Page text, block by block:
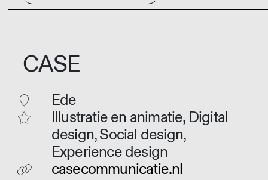
CASE
Ede
Illustratie en animatie, Digital
design, Social design,
Experience design
casecommunicatie.nl